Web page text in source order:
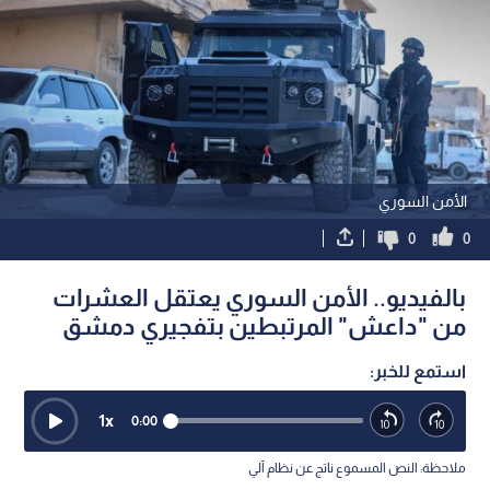
الأمن السوري
0
0
بالفيديو.. الأمن السوري يعتقل العشرات
من "داعش" المرتبطين بتفجيري دمشق
استمع للخبر:
0:00
1x
ملاحظة: النص المسموع ناتج عن نظام آلي